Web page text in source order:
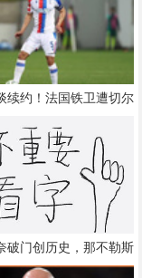
续约！法国铁卫遭切尔
破门创历史，那不勒斯
锁定欧冠资格